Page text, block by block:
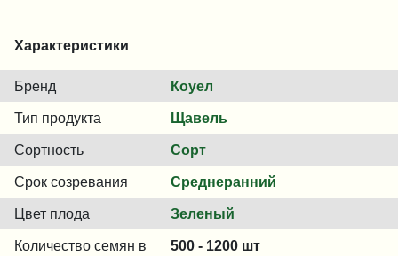
Характеристики
Бренд Коуел
Тип продукта Щавель
Сортность Сорт
Срок созревания Среднеранний
Цвет плода Зеленый
Количество семян в
500 - 1200 шт